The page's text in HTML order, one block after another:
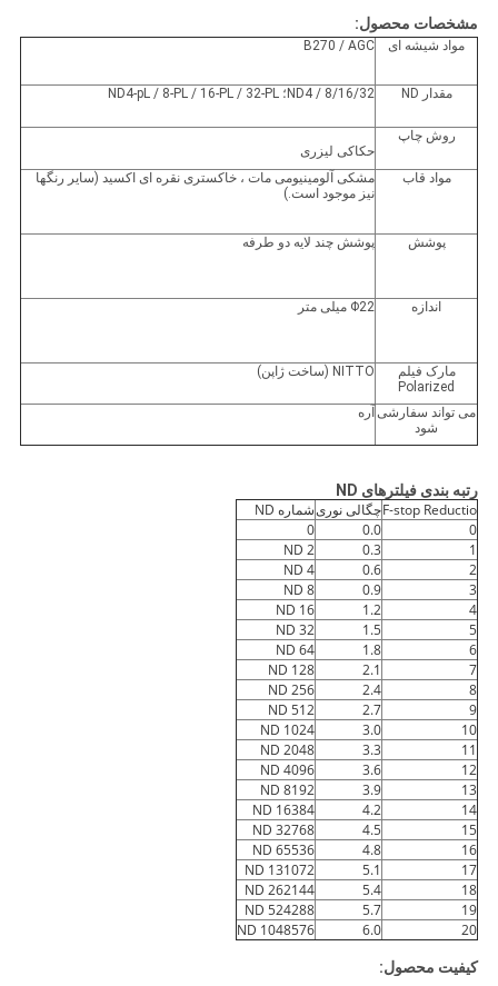
مشخصات محصول:
مواد شیشه ای B270 / AGC
مقدار ND ND4 / 8/16/32؛ ND4-pL / 8-PL / 16-PL / 32-PL
روش چاپ
حکاکی لیزری
مواد قاب
مشکی آلومینیومی مات ، خاکستری نقره ای اکسید (سایر رنگها
نیز موجود است.)
پوشش پوشش چند لایه دو طرفه
اندازه Φ22 میلی متر
مارک فیلم
Polarized
NITTO (ساخت ژاپن)
می تواند سفارشی
شود
آره
رتبه بندی فیلترهای ND
F-stop Reductioچگالی نوریشماره ND
0
0.0
0
1
0.3
ND 2
2
0.6
ND 4
3
0.9
ND 8
4
1.2
ND 16
5
1.5
ND 32
6
1.8
ND 64
7
2.1
ND 128
8
2.4
ND 256
9
2.7
ND 512
10
3.0
ND 1024
11
3.3
ND 2048
12
3.6
ND 4096
13
3.9
ND 8192
14
4.2
ND 16384
15
4.5
ND 32768
16
4.8
ND 65536
17
5.1
ND 131072
18
5.4
ND 262144
19
5.7
ND 524288
20
6.0
ND 1048576
کیفیت محصول: